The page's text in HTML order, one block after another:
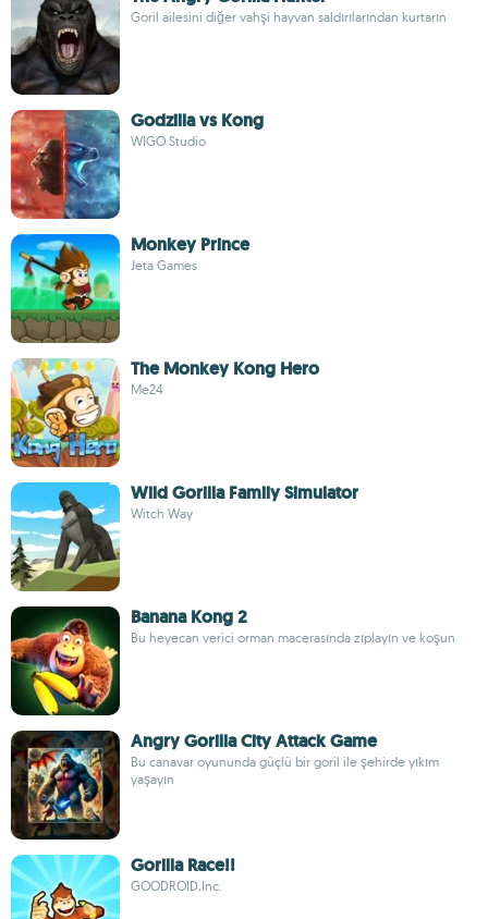
Goril ailesini diğer vahşi hayvan saldırılarından kurtarın
Godzilla vs Kong
WIGO Studio
Monkey Prince
Jeta Games
The Monkey Kong Hero
Me24
Wild Gorilla Family Simulator
Witch Way
Banana Kong 2
Bu heyecan verici orman macerasında zıplayın ve koşun
Angry Gorilla City Attack Game
Bu canavar oyununda güçlü bir goril ile şehirde yıkım
yaşayın
Gorilla Race!!
GOODROID,Inc.